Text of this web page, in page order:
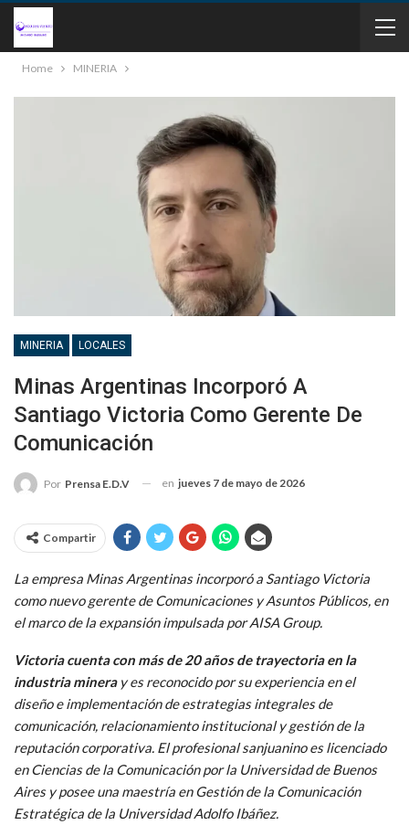
Home MINERIA
MINERIA LOCALES
Minas Argentinas Incorporó A
Santiago Victoria Como Gerente De
Comunicación
Por Prensa E.D.V en jueves 7 de mayo de 2026
Compartir
La empresa Minas Argentinas incorporó a Santiago Victoria
como nuevo gerente de Comunicaciones y Asuntos Públicos, en
el marco de la expansión impulsada por AISA Group.
Victoria cuenta con más de 20 años de trayectoria en la
industria mineray es reconocido por su experiencia en el
diseño e implementación de estrategias integrales de
comunicación, relacionamiento institucional y gestión de la
reputación corporativa. El profesional sanjuanino es licenciado
en Ciencias de la Comunicación por la Universidad de Buenos
Aires y posee una maestría en Gestión de la Comunicación
Estratégica de la Universidad Adolfo Ibáñez.